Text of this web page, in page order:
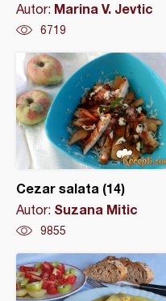
Autor: Marina V. Jevtic
6719
Cezar salata (14)
Autor: Suzana Mitic
9855